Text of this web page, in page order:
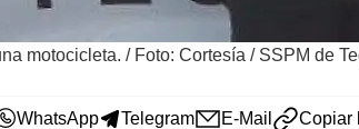
motocicleta. / Foto: Cortesía / SSPM de
WhatsApp Telegram E-Mail Copiar